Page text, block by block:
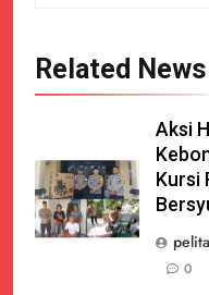
Related News
Aksi
Kursi
0